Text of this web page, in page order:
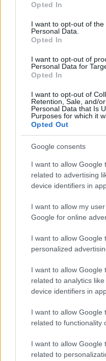
use your data for below
consent section.
Opted In
I want to opt-out of the
Personal Data.
Opted In
I want to opt-out of
Personal Data for
Opted In
I want to opt-out of
Retention, Sale, and/
Personal Data that Is
Purposes for which it
Opted Out
Google consents
I want to allow Google
related to advertising
device identifiers in
I want to allow my
Google for online
I want to allow Google
personalized
I want to allow Google
related to analytics
device identifiers in
I want to allow Google
related to functionality
I want to allow Google
related to
«Ποιος είπε ότι
όλους τους άλλους και
σαν εμένα, είναι
διερωτήθηκε.
αυτούς που βγαίνουν
μέρες για να
ακριβώς οι ίδιοι
προηγουμένως
βομβαρδισμούς με
«Μόνο μιαχούφτα
ταυτότηταθα
το Ιράν να
να δικαιολογούν τον
συμπατριωτών.
Ιράν, με μία σαφή